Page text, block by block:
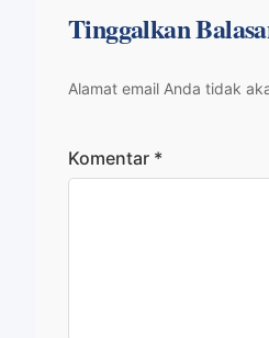
Tinggalkan
Alamat email Anda tidak
Komentar *